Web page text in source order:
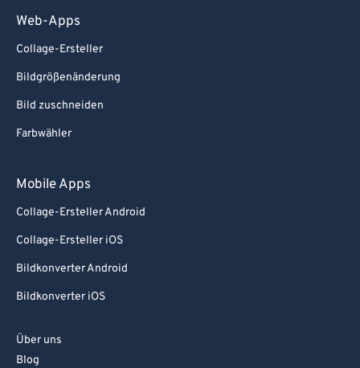
Web-Apps
Collage-Ersteller
Bildgrößenänderung
Bild zuschneiden
Farbwähler
Mobile Apps
Collage-Ersteller Android
Collage-Ersteller iOS
Bildkonverter Android
Bildkonverter iOS
Über uns
Blog